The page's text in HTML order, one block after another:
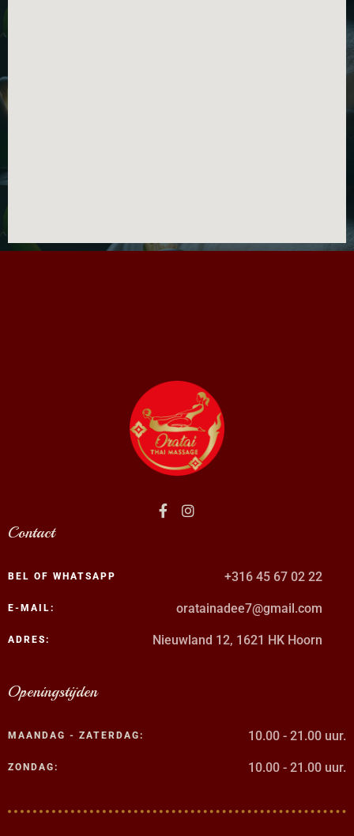
Contact
BEL OF WHATSAPP +316 45 67 02 22
E-MAIL: oratainadee7@gmail.com
ADRES: Nieuwland 12, 1621 HK Hoorn
Openingstijden
MAANDAG - ZATERDAG: 10.00 - 21.00 uur.
ZONDAG: 10.00 - 21.00 uur.